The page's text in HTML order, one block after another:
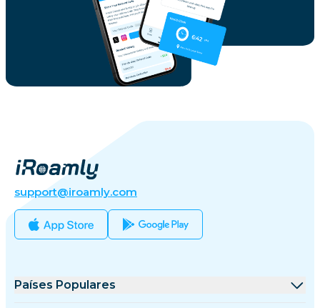
support@iroamly.com
Países Populares